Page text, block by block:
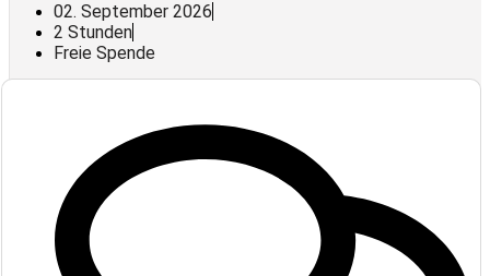
02. September 2026
2 Stunden
Freie Spende